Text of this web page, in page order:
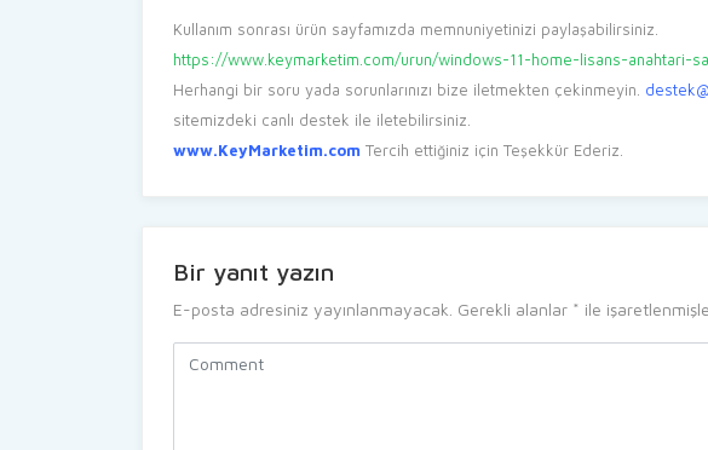
Kullanım sonrası ürün sayfamızda memnuniyetinizi paylaşabilirsiniz.
https://www.keymarketim.com/urun/windows-11-home-lisans-anahtari-
Herhangi bir soru yada sorunlarınızı bize iletmekten çekinmeyin.
sitemizdeki canlı destek ile iletebilirsiniz.
www.KeyMarketim.com Tercih ettiğiniz için Teşekkür Ederiz.
Bir yanıt yazın
E-posta adresiniz yayınlanmayacak. Gerekli alanlar * ile